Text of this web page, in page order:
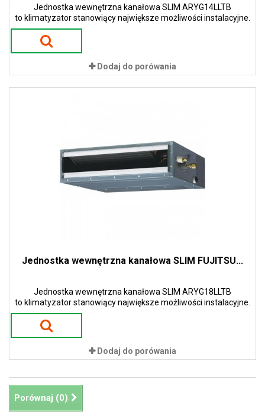
Jednostka wewnętrzna kanałowa SLIM ARYG14LLTB
to klimatyzator stanowiący największe możliwości instalacyjne.
Dodaj do porówania
Jednostka wewnętrzna kanałowa SLIM FUJITSU...
Jednostka wewnętrzna kanałowa SLIM ARYG18LLTB
to klimatyzator stanowiący największe możliwości instalacyjne.
Dodaj do porówania
Porównaj (0)